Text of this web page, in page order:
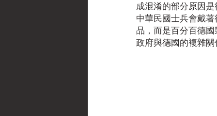
成混淆的部分原因
中華民國士兵會戴
品，而是百分百德
政府與德國的複雜關